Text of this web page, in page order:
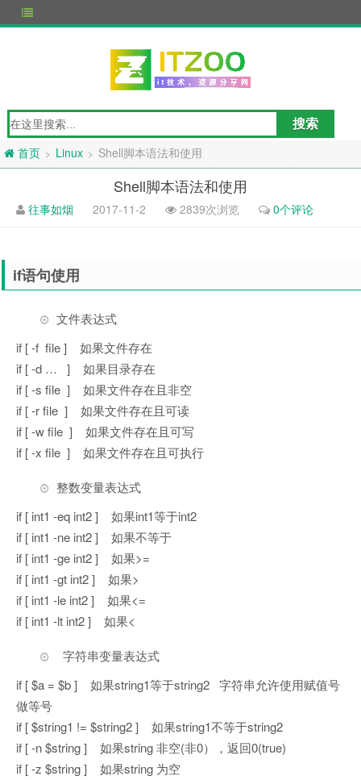
首页 > Linux > Shell脚本语法和使用
Shell脚本语法和使用
往事如烟 2017-11-2 2839次浏览 0个评论
if语句使用
文件表达式
if [ -f file ] 如果文件存在
if [ -d … ] 如果目录存在
if [ -s file ] 如果文件存在且非空
if [ -r file ] 如果文件存在且可读
if [ -w file ] 如果文件存在且可写
if [ -x file ] 如果文件存在且可执行
整数变量表达式
if [ int1 -eq int2 ] 如果int1等于int2
if [ int1 -ne int2 ] 如果不等于
if [ int1 -ge int2 ] 如果>=
if [ int1 -gt int2 ] 如果>
if [ int1 -le int2 ] 如果<=
if [ int1 -lt int2 ] 如果<
字符串变量表达式
if [ $a = $b ] 如果string1等于string2 字符串允许使用赋值号
做等号
if [ $string1 != $string2 ] 如果string1不等于string2
if [ -n $string ] 如果string 非空(非0），返回0(true)
if [ -z $string ] 如果string 为空